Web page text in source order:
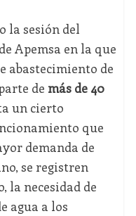
la sesión del
Apemsa en la que
abastecimiento de
de más de 40
un cierto
que
demanda de
se registren
la necesidad de
agua a los